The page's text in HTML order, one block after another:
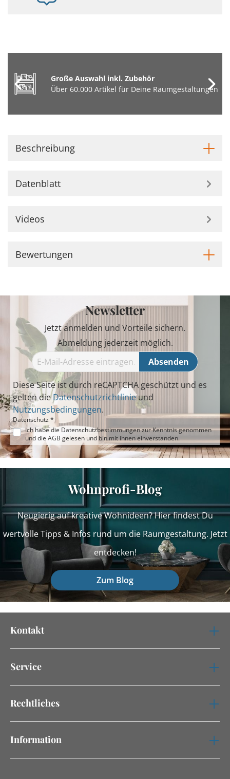
Große Auswahl inkl. Zubehör
Über 60.000 Artikel für Deine Raumgestaltungen
Beschreibung
Datenblatt
Videos
Bewertungen
Newsletter
Jetzt anmelden und Vorteile sichern.
Abmeldung jederzeit möglich.
Absenden
Diese Seite ist durch reCAPTCHA geschützt und es
gelten dieDatenschutzrichtlinieund
Nutzungsbedingungen.
Datenschutz *
Ich habe die Datenschutzbestimmungenzur Kenntnis genommen
und die AGB gelesen und bin mit ihnen einverstanden.
Wohnprofi-Blog
Neugierig auf kreative Wohnideen? Hier findest Du
wertvolle Tipps & Infos rund um die Raumgestaltung. Jetzt
entdecken!
Zum Blog
Kontakt
Service
Rechtliches
Information